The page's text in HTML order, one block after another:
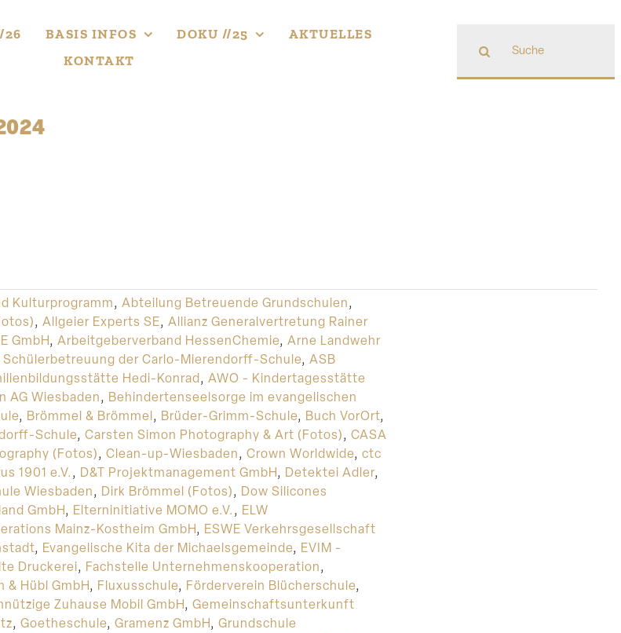
26 BASIS INFOS DOKU //25
AKTUELLES
KONTAKT
nach:
Kulturprogramm, Abteilung Betreuende Grundschulen,
, Allgeier Experts SE, Allianz Generalvertretung Rainer
GmbH, Arbeitgeberverband HessenChemie, Arne Landwehr
Schülerbetreuung der Carlo-Mierendorff-Schule, ASB
Hedi-Konrad, AWO - Kindertagesstätte
AG Wiesbaden, Behindertenseelsorge im evangelischen
, Brömmel & Brömmel, Brüder-Grimm-Schule, Buch VorOrt,
Schule, Carsten Simon Photography & Art (Fotos), CASA
(Fotos), Clean-up-Wiesbaden, Crown Worldwide, ctc
1901 e.V., D&T Projektmanagement GmbH, Detektei Adler,
Wiesbaden, Dirk Brömmel (Fotos), Dow Silicones
GmbH, Elterninitiative MOMO e.V., ELW
Mainz-Kostheim GmbH, ESWE Verkehrsgesellschaft
, Evangelische Kita der Michaelsgemeinde, EVIM -
Druckerei, Fachstelle Unternehmenskooperation,
& Hübl GmbH, Fluxusschule, Förderverein Blücherschule,
Zuhause Mobil GmbH, Gemeinschaftsunterkunft
, Goetheschule, Gramenz GmbH, Grundschule